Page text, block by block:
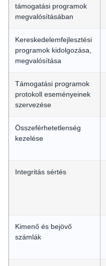
támogatási programok
megvalósításában
Kereskedelemfejlesztési
programok kidolgozása,
megvalósítása
Támogatási programok
protokoll eseményeinek
szervezése
Összeférhetetlenség
kezelése
Integritás sértés
Kimenő és bejövő
számlák